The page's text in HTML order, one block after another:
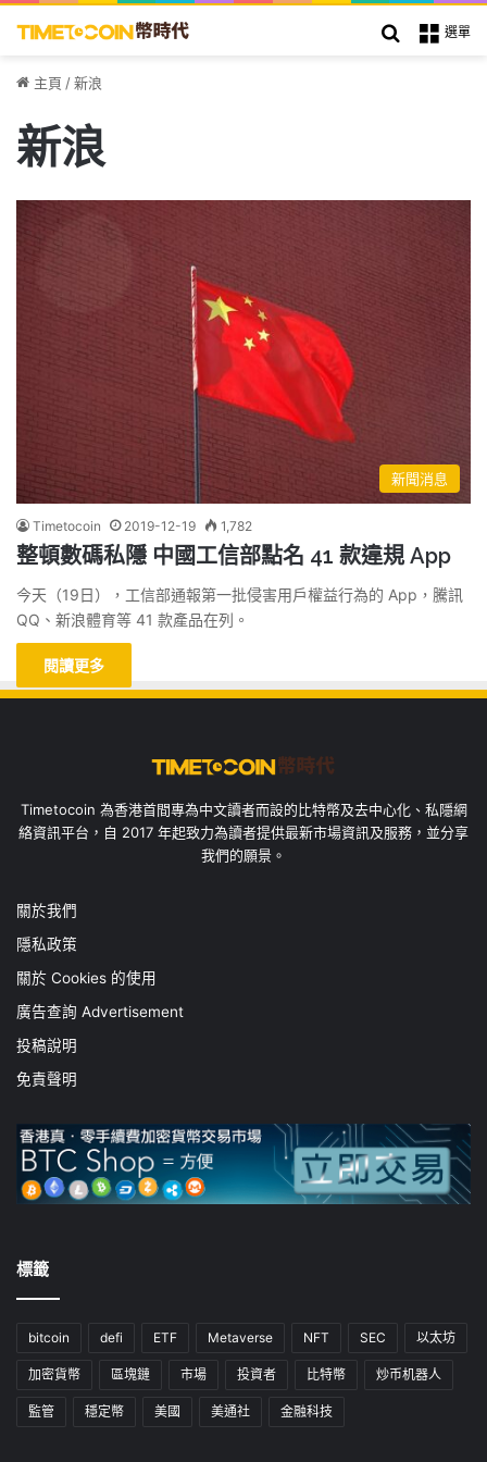
選單
搜索
主頁 /新浪
新浪
新聞消息
Timetocoin 2019-12-19 1,782
整頓數碼私隱 中國工信部點名 41 款違規 App
今天（19日），工信部通報第一批侵害用戶權益行為的 App，騰訊
QQ、新浪體育等 41 款產品在列。
閱讀更多
Timetocoin 為香港首間專為中文讀者而設的比特幣及去中心化、私隱網
絡資訊平台，自 2017 年起致力為讀者提供最新市場資訊及服務，並分享
我們的願景。
關於我們
隱私政策
關於 Cookies 的使用
廣告查詢 Advertisement
投稿說明
免責聲明
標籤
bitcoin defi ETF Metaverse NFT SEC 以太坊
加密貨幣 區塊鏈 市場 投資者 比特幣 炒币机器人
監管 穩定幣 美國 美通社 金融科技